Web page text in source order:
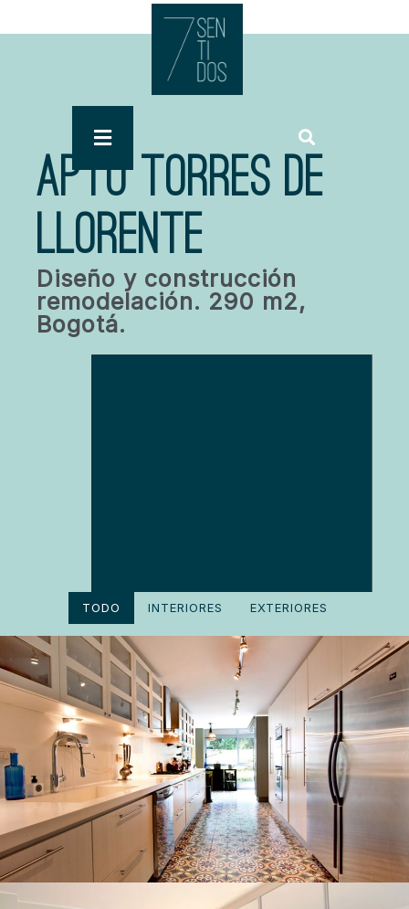
APTO TORRES DE
LLORENTE
Diseño y construcción
remodelación. 290 m2,
Bogotá.
TODO INTERIORES EXTERIORES